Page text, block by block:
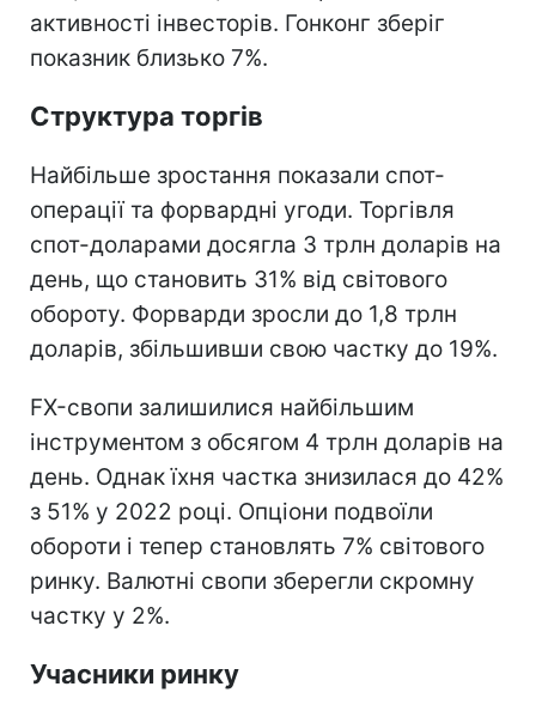
активності інвесторів. Гонконг зберіг
показник близько 7%.
Структура торгів
Найбільше зростання показали спот-
операції та форвардні угоди. Торгівля
спот-доларами досягла 3 трлн доларів на
день, що становить 31% від світового
обороту. Форварди зросли до 1,8 трлн
доларів, збільшивши свою частку до 19%.
FX-свопи залишилися найбільшим
інструментом з обсягом 4 трлн доларів на
день. Однак їхня частка знизилася до 42%
з 51% у 2022 році. Опціони подвоїли
обороти і тепер становлять 7% світового
ринку. Валютні свопи зберегли скромну
частку у 2%.
Учасники ринку